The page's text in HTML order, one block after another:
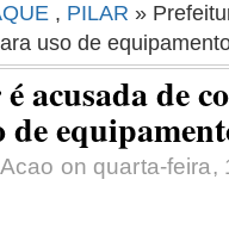
, PILAR »
uso de
acusada de
on quarta-feira,